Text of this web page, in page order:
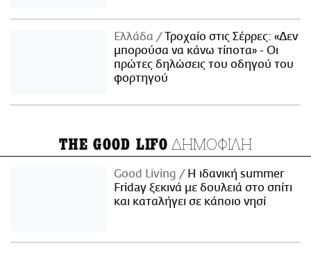
Ελλάδα
Τροχαίο στις Σέρρες: «Δεν
μπορούσα να κάνω τίποτα» - Οι
πρώτες δηλώσεις του οδηγού του
φορτηγού
THE GOOD LIFO ΔΗΜΟΦΙΛΗ
Good Living
Η ιδανική summer
Friday ξεκινά με δουλειά στο σπίτι
και καταλήγει σε κάποιο νησί